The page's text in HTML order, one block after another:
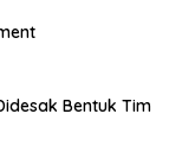
Bentuk Tim